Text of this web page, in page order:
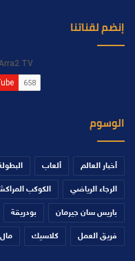
إنضم لقناتنا
الوسوم
أخبار العالم ألعاب
الرجاء الرياضي الكوكب
باريس سان جيرمان بودريقة
فريق العمل كلاسيك